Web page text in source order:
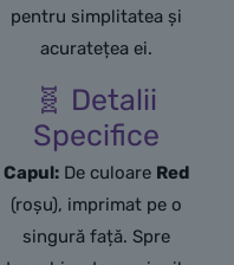
pentru simplitatea și
acuratețea ei.
🧬 Detalii
Specifice
Capul:De culoare Red
(roșu), imprimat pe o
singură față. Spre